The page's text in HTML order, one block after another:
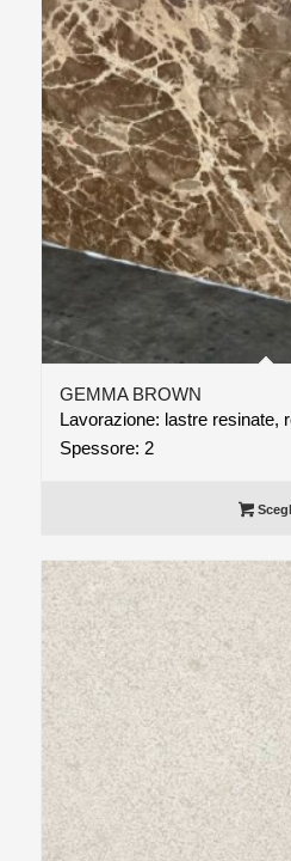
GEMMA BROWN
Lavorazione: lastre resinate,
Spessore: 2